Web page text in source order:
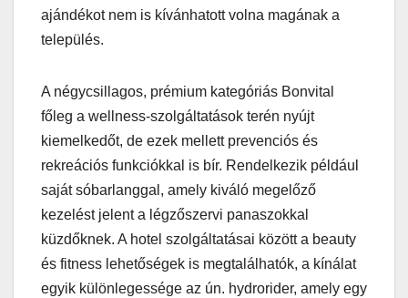
ajándékot nem is kívánhatott volna magának a
település.
A négycsillagos, prémium kategóriás Bonvital
főleg a wellness-szolgáltatások terén nyújt
kiemelkedőt, de ezek mellett prevenciós és
rekreációs funkciókkal is bír. Rendelkezik például
saját sóbarlanggal, amely kiváló megelőző
kezelést jelent a légzőszervi panaszokkal
küzdőknek. A hotel szolgáltatásai között a beauty
és fitness lehetőségek is megtalálhatók, a kínálat
egyik különlegessége az ún. hydrorider, amely egy